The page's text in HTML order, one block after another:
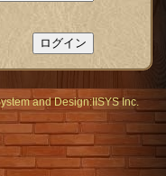
and Design:IISYS Inc.